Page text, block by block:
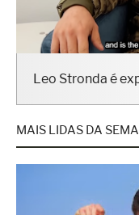
Leo Stronda é
MAIS LIDAS DA